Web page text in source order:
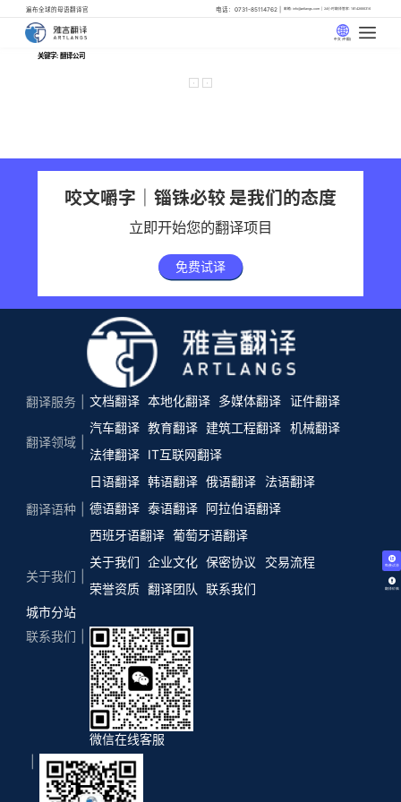
免费试译
翻译价格
遍布全球的母语翻译官 电话：0731-85114762 邮箱: info@artlangs.com 24小时翻译管家: 18142666316
中文 (中国)
关键字: 翻译公司
‹ ›
咬文嚼字｜锱铢必较 是我们的态度
立即开始您的翻译项目
免费试译
翻译服务 文档翻译 本地化翻译 多媒体翻译 证件翻译
翻译领域
汽车翻译 教育翻译 建筑工程翻译 机械翻译
法律翻译
IT互联网翻译
翻译语种
日语翻译 韩语翻译 俄语翻译
法语翻译
德语翻译 泰语翻译 阿拉伯语翻译
西班牙语翻译 葡萄牙语翻译
关于我们
关于我们 企业文化 保密协议
交易流程
荣誉资质 翻译团队
联系我们
城市分站
联系我们
微信在线客服